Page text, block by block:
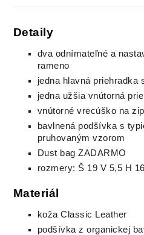
Detaily
dva odnímateľné a
rameno
jedna hlavná priehradka
jedna užšia vnútorná
vnútorné vrecúško na
bavlnená podšívka s
pruhovaným vzorom
Dust bag ZADARMO
rozmery: Š 19 V 5,5 H
Materiál
koža Classic Leather
podšívka z organickej